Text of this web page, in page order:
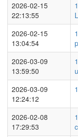
2026-02-15
22:13:55
2026-02-15
13:04:54
2026-03-09
13:59:50
2026-03-09
12:24:12
2026-02-08
17:29:53